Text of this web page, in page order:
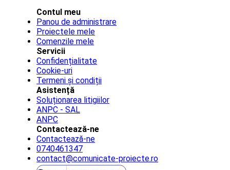
Contul meu
Panou de administrare
Proiectele mele
Comenzile mele
Servicii
Confidențialitate
Cookie-uri
Termeni și condiții
Asistență
Soluționarea litigiilor
ANPC - SAL
ANPC
Contactează-ne
Contactează-ne
0740461347
contact@comunicate-proiecte.ro